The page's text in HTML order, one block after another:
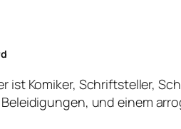
ist Komiker, Schriftsteller,
und einem